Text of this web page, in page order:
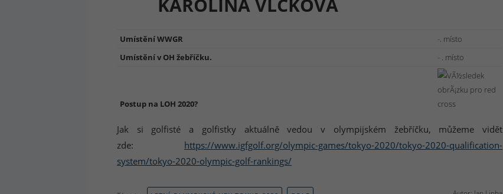
KAROLÍNA VLČKOVÁ
Umístění WWGR
-. místo
Umístění v OH žebříčku.
- . místo
Postup na LOH 2020?
Jak si golfisté a golfistky aktuálně vedou v olympijském žebříčku, můžeme vidět
zde: https://www.igfgolf.org/olympic-games/tokyo-2020/tokyo-2020-qualification-
system/tokyo-2020-olympic-golf-rankings/